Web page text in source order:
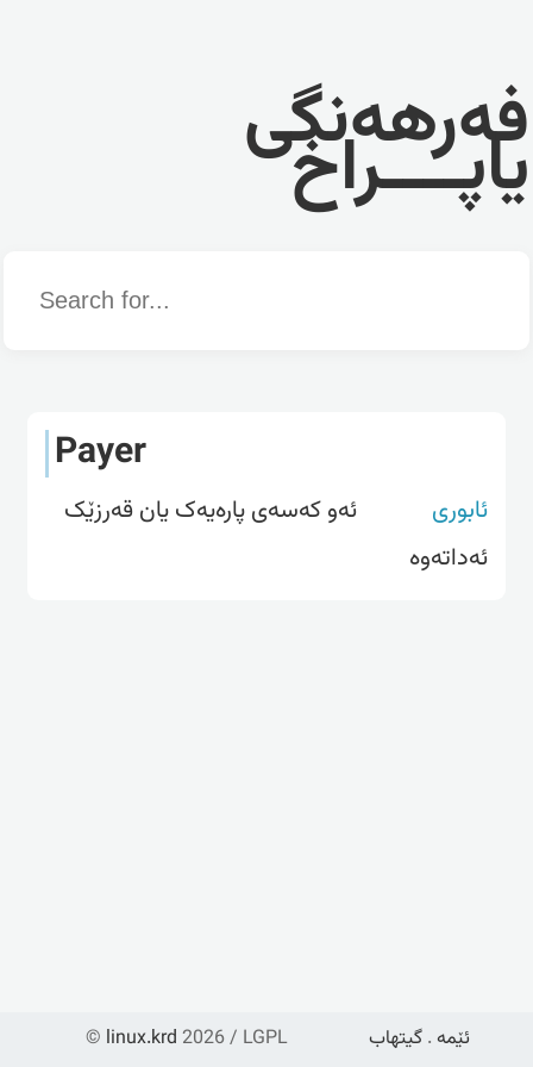
فەرهەنگی
یاپــــراخ
Word
Payer
ئابوری
ئەو کەسەی پارەیەک یان قەرزێک
ئەداتەوە
© linux.krd 2026 / LGPL ئێمە . گیتهاب